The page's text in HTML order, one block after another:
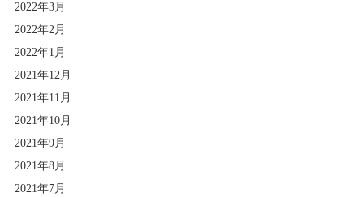
2022年3月
2022年2月
2022年1月
2021年12月
2021年11月
2021年10月
2021年9月
2021年8月
2021年7月